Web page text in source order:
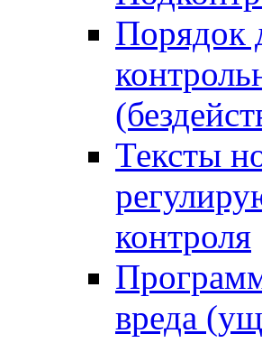
Порядок
Тексты
контроля
вреда